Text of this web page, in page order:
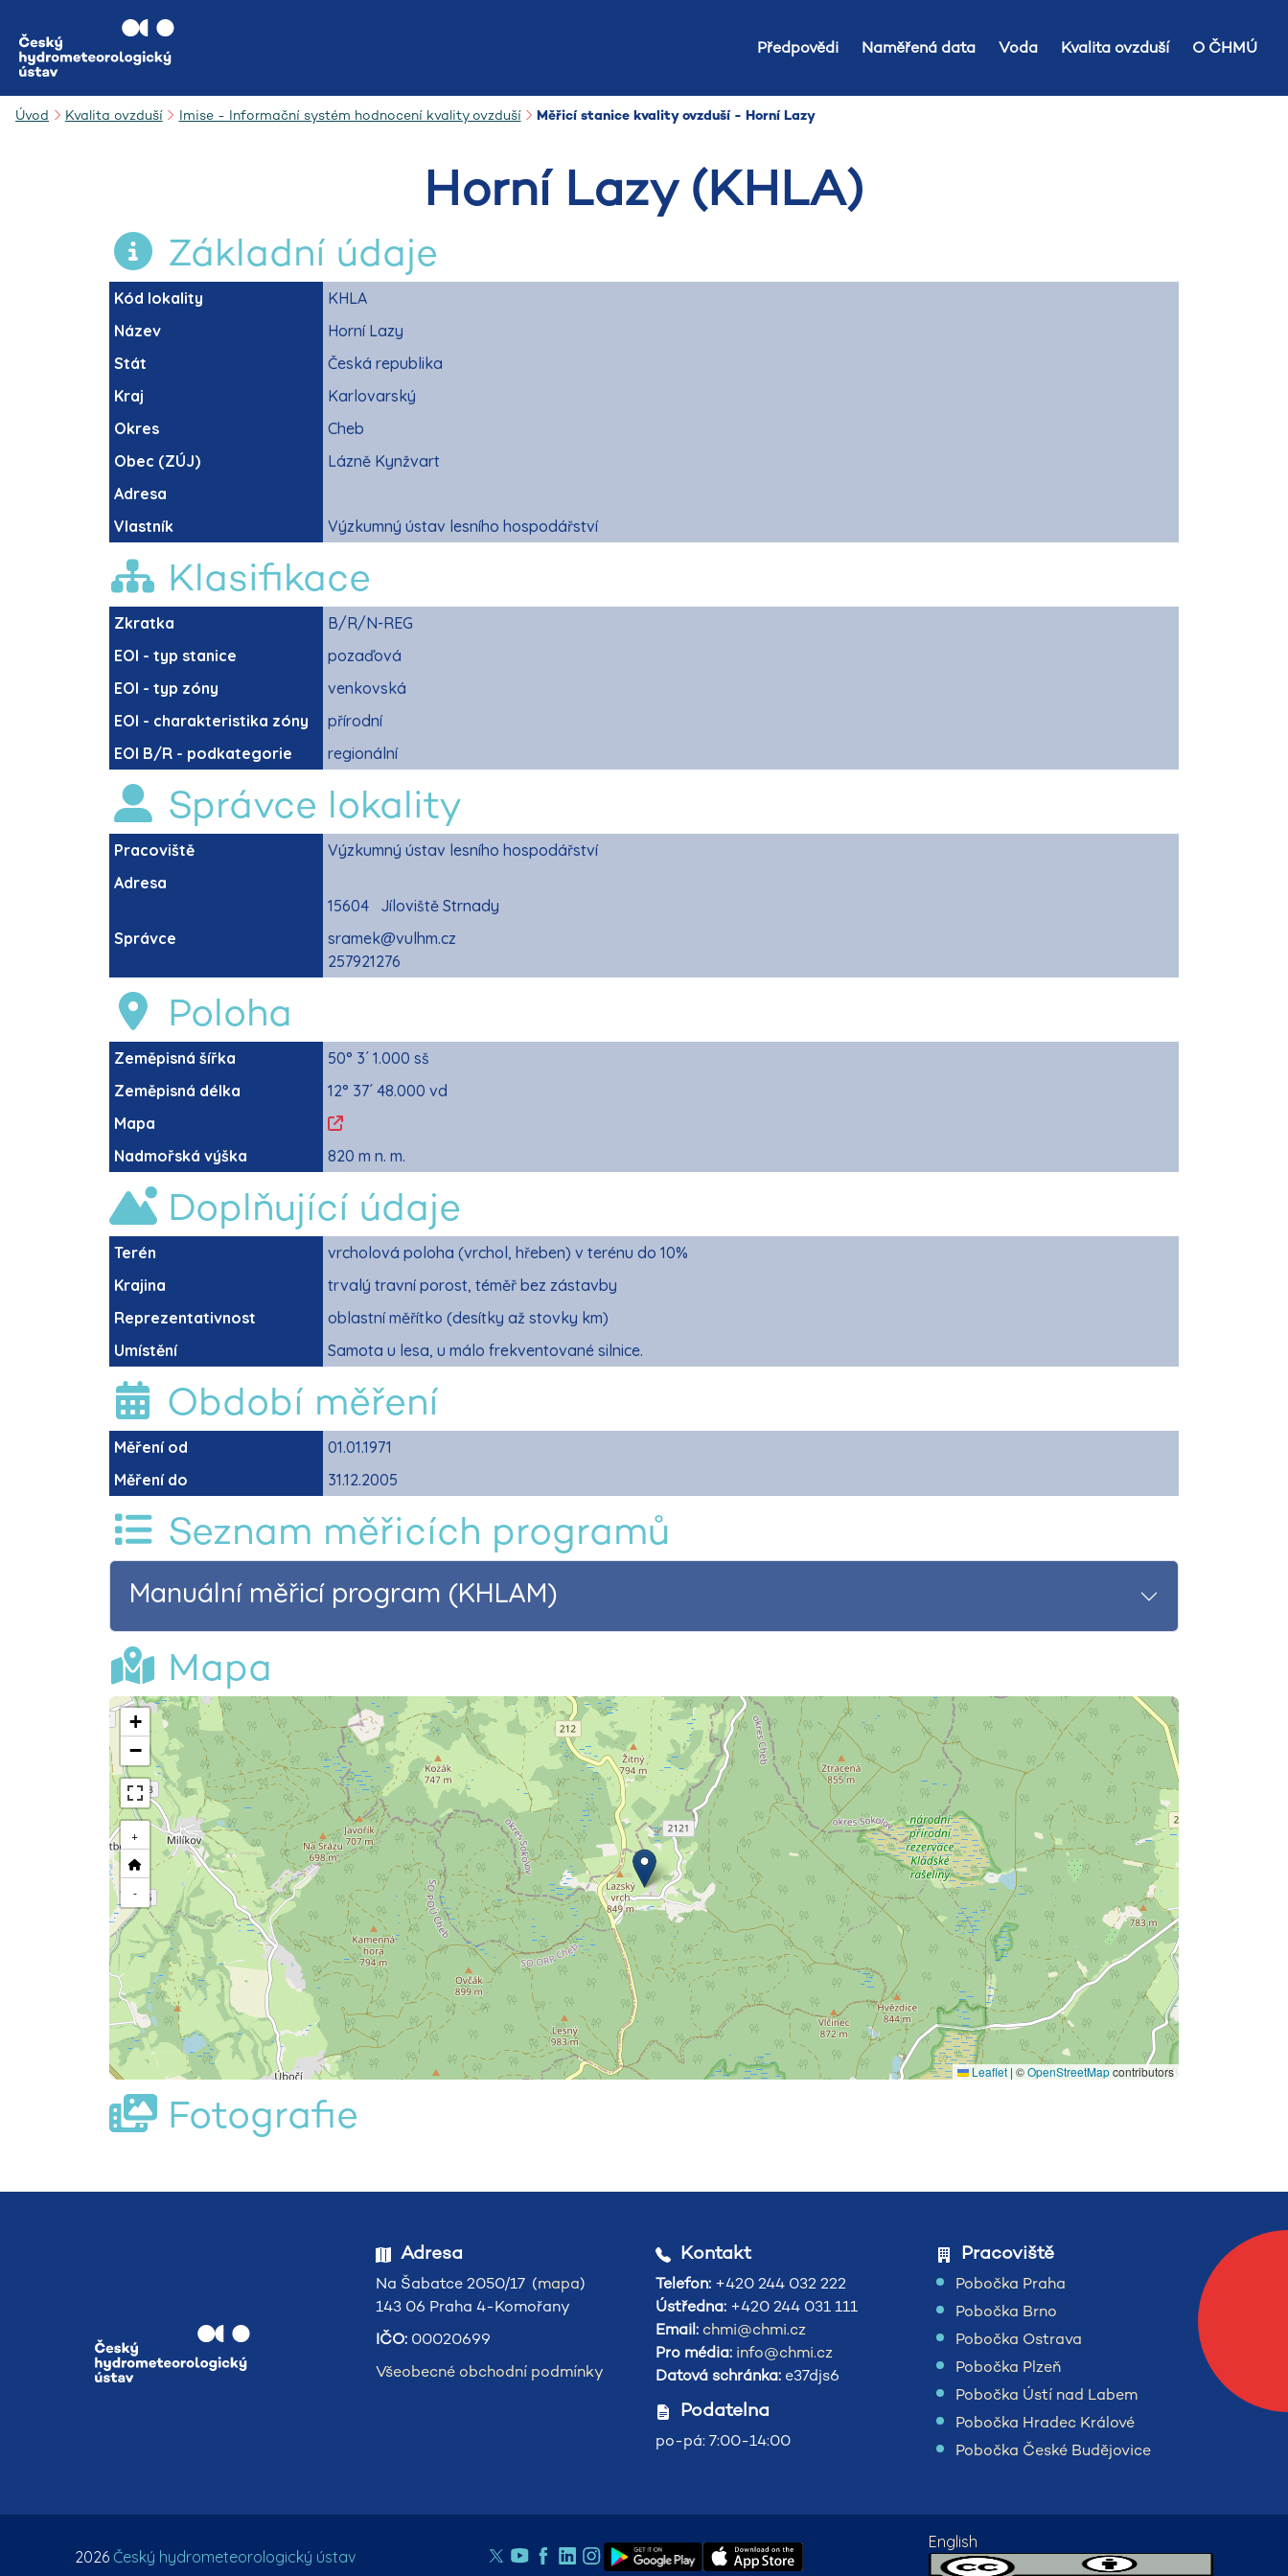
Předpovědi Naměřená data Voda Kvalita ovzduší O ČHMÚ
Úvod Kvalita ovzduší Imise - Informační systém hodnocení kvality ovzduší Měřicí stanice kvality ovzduší - Horní Lazy
Horní Lazy (KHLA)
Základní údaje
Kód lokality
KHLA
Název
Horní Lazy
Stát
Česká republika
Kraj
Karlovarský
Okres
Cheb
Obec (ZÚJ)
Lázně Kynžvart
Adresa
Vlastník
Výzkumný ústav lesního hospodářství
Klasifikace
Zkratka
B/R/N-REG
EOI - typ stanice
pozaďová
EOI - typ zóny
venkovská
EOI - charakteristika zóny
přírodní
EOI B/R - podkategorie
regionální
Správce lokality
Pracoviště
Výzkumný ústav lesního hospodářství
Adresa
15604 Jíloviště Strnady
Správce
sramek@vulhm.cz
257921276
Poloha
Zeměpisná šířka
50° 3´ 1.000 sš
Zeměpisná délka
12° 37´ 48.000 vd
Mapa
Nadmořská výška
820 m n. m.
Doplňující údaje
Terén
vrcholová poloha (vrchol, hřeben) v terénu do 10%
Krajina
trvalý travní porost, téměř bez zástavby
Reprezentativnost
oblastní měřítko (desítky až stovky km)
Umístění
Samota u lesa, u málo frekventované silnice.
Období měření
Měření od
01.01.1971
Měření do
31.12.2005
Seznam měřicích programů
Manuální měřicí program (KHLAM)
Mapa
+
−
+
-
Leaflet | ©OpenStreetMapcontributors
Fotografie
Adresa
Na Šabatce 2050/17 (mapa)
143 06 Praha 4-Komořany
IČO:00020699
Všeobecné obchodní podmínky
Kontakt
Telefon: +420 244 032 222
Ústředna: +420 244 031 111
Email: chmi@chmi.cz
Pro média: info@chmi.cz
Datová schránka: e37djs6
Podatelna
po-pá: 7:00-14:00
Pracoviště
Pobočka Praha
Pobočka Brno
Pobočka Ostrava
Pobočka Plzeň
Pobočka Ústí nad Labem
Pobočka Hradec Králové
Pobočka České Budějovice
2026 Český hydrometeorologický ústav
English